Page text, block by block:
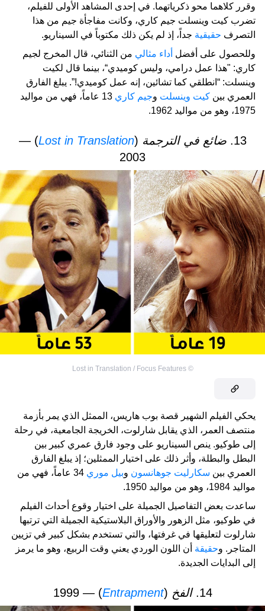
وقرر كلاهما محو ذكرياتهما. في إحدى المشاهد الأولى للفيلم،
تضرب كيت وينسلت جيم كاري، وكانت مفاجأة جيم من هذا
التصرف حقيقية جداً، إذ لم يكن ذلك مكتوباً في السيناريو.
وللحصول على أفضل أداء مثالي من الثنائي، قال المخرج لجيم
كاري: "هذا عمل درامي، وليس كوميدي“، بينما قال لكيت
وينسلت: “انطلقي كما تشائين، إنه عمل كوميدي!”. يبلغ الفارق
العمري بين كيت وينسلت وجيم كاري
13 عاماً، فهي من مواليد
1975، وهو من مواليد 1962.
13. ضائع في الترجمة (
Lost in Translation
) —
2003
©
Lost in Translation / Focus Features
يحكي الفيلم الشهير قصة بوب هاريس، الممثل الذي يمر بأزمة
منتصف العمر، الذي يقابل شارلوت، الخريجة الجامعية، في رحلة
إلى طوكيو. ينص السيناريو على وجود فارق عمري كبير بين
البطل والبطلة، وأثر ذلك على اختيار الممثلين؛ إذ يبلغ الفارق
العمري بين سكارليت جوهانسون وبيل موري
34 عاماً، فهي من
مواليد 1984، وهو من مواليد 1950.
ساعدت بعض التفاصيل الجميلة على اختيار وقوع أحداث الفيلم
في طوكيو، مثل الزهور والأوراق البلاستيكية الجميلة التي ترتبها
شارلوت لتعليقها في غرفتها، والتي تستخدم بشكل كبير في تزيين
المتاجر. وحقيقة أن اللون الوردي يعني وقت الربيع، وهو ما يرمز
إلى البدايات الجديدة.
14. الفخ (
Entrapment
) — 1999